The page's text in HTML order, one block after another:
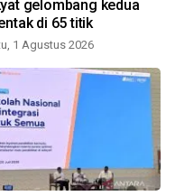
gelombang kedua
di 65 titik
1 Agustus 2026